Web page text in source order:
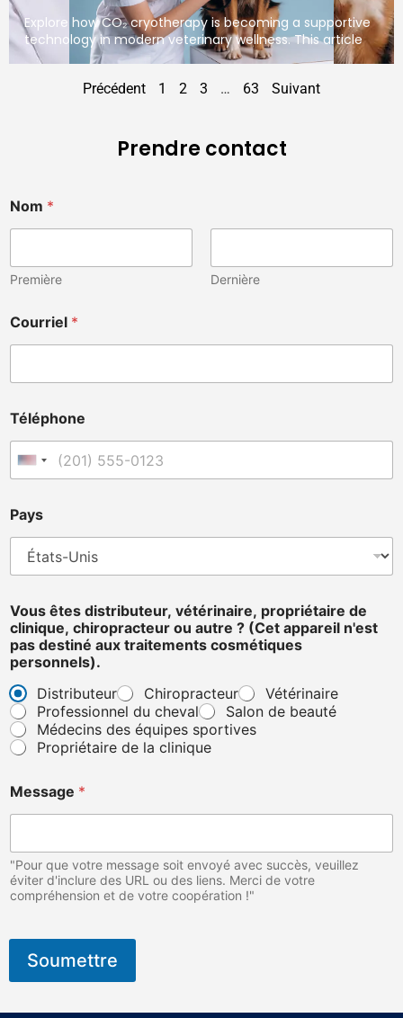
Explore how CO₂ cryotherapy is becoming a supportive
technology in modern veterinary wellness. This article
Précédent 1 2 3 … 63 Suivant
Prendre contact
Nom *
Première Dernière
Courriel *
p
e
s
n
n
e
s
.
ê
t
e
Téléphone
États-Unis +1
Pays
Vous êtes distributeur, vétérinaire, propriétaire de
clinique, chiropracteur ou autre ? (Cet appareil n'est
pas destiné aux traitements cosmétiques
personnels).
Distributeur
Chiropracteur
Vétérinaire
Professionnel du cheval
Salon de beauté
Médecins des équipes sportives
Propriétaire de la clinique
Message *
"Pour que votre message soit envoyé avec succès, veuillez
éviter d'inclure des URL ou des liens. Merci de votre
compréhension et de votre coopération !"
Soumettre